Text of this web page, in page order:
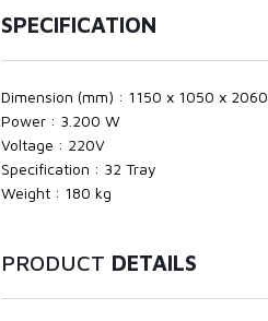
SPECIFICATION
Dimension (mm) : 1150 x 1050 x 2060
Power : 3.200 W
Voltage : 220V
Specification : 32 Tray
Weight : 180 kg
PRODUCT DETAILS